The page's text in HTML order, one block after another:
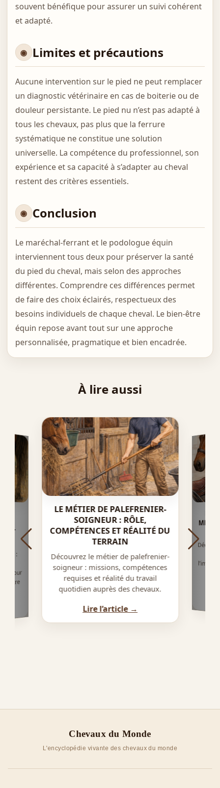
souvent bénéfique pour assurer un suivi cohérent
et adapté.
Limites et précautions
Aucune intervention sur le pied ne peut remplacer
un diagnostic vétérinaire en cas de boiterie ou de
douleur persistante. Le pied nu n’est pas adapté à
tous les chevaux, pas plus que la ferrure
systématique ne constitue une solution
universelle. La compétence du professionnel, son
expérience et sa capacité à s’adapter au cheval
restent des critères essentiels.
Conclusion
Le maréchal-ferrant et le podologue équin
interviennent tous deux pour préserver la santé
du pied du cheval, mais selon des approches
différentes. Comprendre ces différences permet
de faire des choix éclairés, respectueux des
besoins individuels de chaque cheval. Le bien-être
équin repose avant tout sur une approche
personnalisée, pragmatique et bien encadrée.
À lire aussi
:
pour
LE MÉTIER DE PALEFRENIER-
SOIGNEUR : RÔLE,
COMPÉTENCES ET RÉALITÉ DU
TERRAIN
Découvrez le métier de palefrenier-
soigneur : missions, compétences
requises et réalité du travail
quotidien auprès des chevaux.
Lire l’article →
le
Chevaux du Monde
L'encyclopédie vivante des chevaux du monde